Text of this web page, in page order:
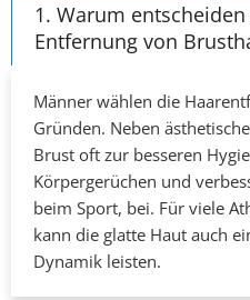
1. Warum
Entfernung von
Männer wählen die
Gründen. Neben
Brust oft zur besseren
Körpergerüchen und
beim Sport, bei. Für viele
kann die glatte Haut auch
Dynamik leisten.